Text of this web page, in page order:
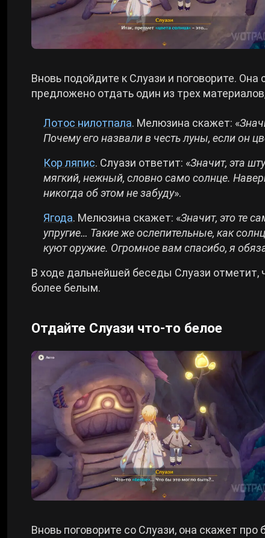
Вновь подойдите к Слуази и поговорите.
предложено отдать один из трех
Лотос нилотпала. Мелюзина скажет: «
Почему его назвали в честь луны, если он
Кор ляпис. Слуази ответит: «Значит, эта
мягкий, нежный, словно само солнце.
никогда об этом не забуду».
Ягода. Мелюзина скажет: «Значит, это те
упругие… Такие же ослепительные, как
куют оружие. Огромное вам спасибо, я
В ходе дальнейшей беседы Слуази отметит,
более белым.
Отдайте Слуази что-то белое
Вновь поговорите со Слуази, она скажет